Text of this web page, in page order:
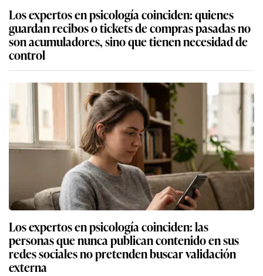
Los expertos en psicología coinciden: quienes
guardan recibos o tickets de compras pasadas no
son acumuladores, sino que tienen necesidad de
control
Los expertos en psicología coinciden: las
personas que nunca publican contenido en sus
redes sociales no pretenden buscar validación
externa